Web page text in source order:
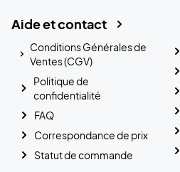
Aide et contact
Conditions Générales de
Ventes (CGV)
Politique de
confidentialité
FAQ
Correspondance de prix
Statut de commande